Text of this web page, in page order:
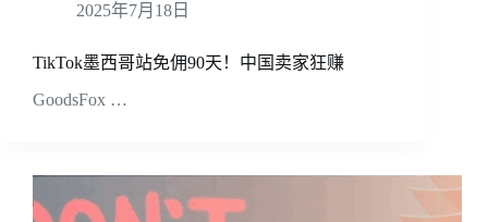
2025年7月18日
TikTok墨西哥站免佣90天！中国卖家狂赚
GoodsFox …